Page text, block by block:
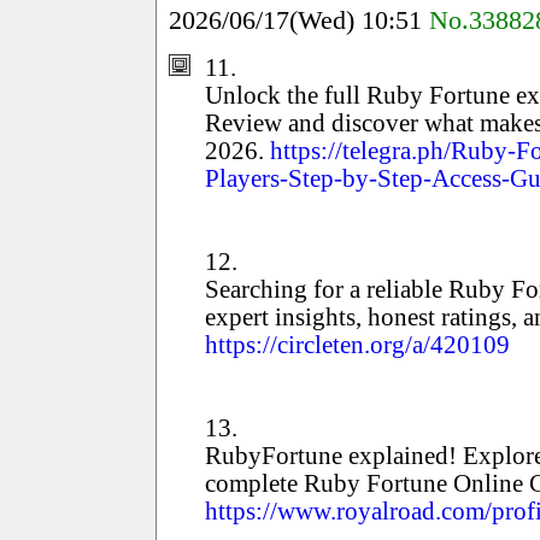
2026/06/17(Wed) 10:51
11.
Unlock the full Ruby Fortune
Review and discover what
2026. https://telegra.ph/Ruby-
Players-Step-by-Step-Access-
12.
Searching for a reliable Ruby
expert insights, honest ratings,
https://circleten.org/a/420109
13.
RubyFortune explained!
complete Ruby Fortune Online
https://www.royalroad.com/